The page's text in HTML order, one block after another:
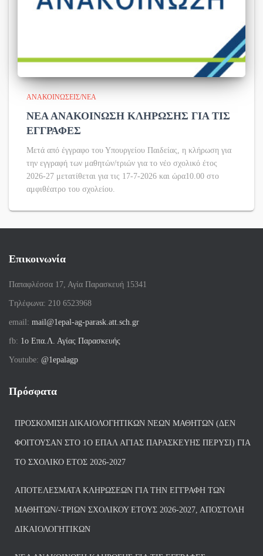
ΑΝΑΚΟΙΝΏΣΕΙΣ/ΝΈΑ
ΝΕΑ ΑΝΑΚΟΙΝΩΣΗ ΚΛΗΡΩΣΗΣ ΓΙΑ ΤΙΣ
ΕΓΓΡΑΦΕΣ
Μετά από έγγραφο του Υπουργείου Παιδείας, η κλήρωση για
την εγγραφή των μαθητών/τριών για το νέο σχολικό έτος
2026-27 μετατίθεται για τις 17-7-2026 και ώρα10.00 στο
αμφιθέατρο του σχολείου.
Επικοινωνία
Παπαφλέσσα 17, Αγία Παρασκευή 15341
Tηλέφωνα: 210 6523968
email: mail@1epal-ag-parask.att.sch.gr
fb: 1ο Επα.Λ. Αγίας Παρασκευής
Youtube: @1epalagp
Πρόσφατα
ΠΡΟΣΚΌΜΙΣΗ ΔΙΚΑΙΟΛΟΓΗΤΙΚΏΝ ΝΈΩΝ ΜΑΘΗΤΏΝ (ΔΕΝ
ΦΟΙΤΟΎΣΑΝ ΣΤΟ 1Ο ΕΠΑΛ ΑΓΙΑΣ ΠΑΡΑΣΚΕΥΗΣ ΠΈΡΥΣΙ) ΓΙΑ
ΤΟ ΣΧΟΛΙΚΌ ΈΤΟΣ 2026-2027
ΑΠΟΤΕΛΈΣΜΑΤΑ ΚΛΗΡΏΣΕΩΝ ΓΙΑ ΤΗΝ ΕΓΓΡΑΦΉ ΤΩΝ
ΜΑΘΗΤΏΝ/-ΤΡΙΏΝ ΣΧΟΛΙΚΟΎ ΈΤΟΥΣ 2026-2027, ΑΠΟΣΤΟΛΉ
ΔΙΚΑΙΟΛΟΓΗΤΙΚΏΝ